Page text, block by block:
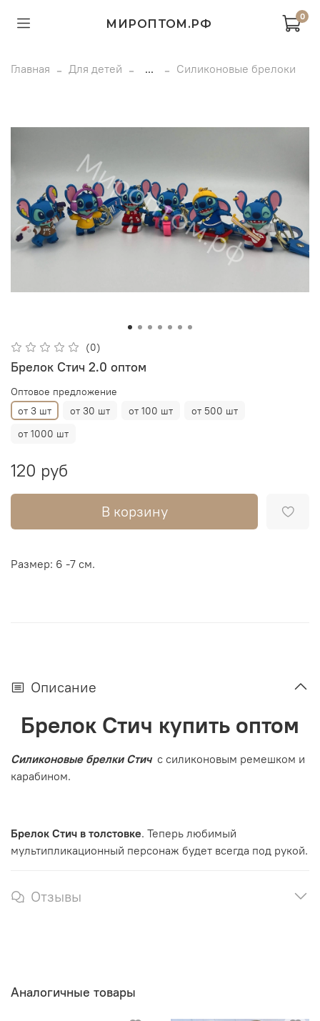
МИРОПТОМ.РФ
0
Главная Для детей ... Силиконовые брелоки
(0)
Брелок Стич 2.0 оптом
Оптовое предложение
от 3 шт
от 30 шт от 100 шт
от 500 шт
от 1000 шт
120 руб
В корзину
Размер: 6 -7 см.
Описание
Брелок Стич купить оптом
Силиконовые брелки Стич с силиконовым ремешком и
карабином.
Брелок Стич в толстовке. Теперь любимый
мультипликационный персонаж будет всегда под рукой.
Отзывы
Аналогичные товары